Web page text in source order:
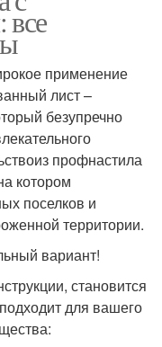
все
применение
лист –
безупречно
профнастила
котором
поселков и
территории.
вариант!
становится
для вашего